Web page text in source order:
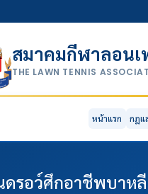
สมาคมกีฬาลอน
THE LAWN TENNIS
หน้าแรก กฎแ
ดรอว์ศึกอาชีพบาห